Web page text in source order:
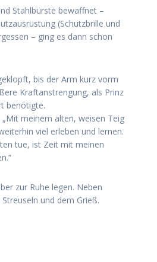
Stahlbürste bewaffnet –
(Schutzbrille und
– ging es dann schon
bis der Arm kurz vorm
Kraftanstrengung, als Prinz
benötigte.
meinem alten, weisen Teig
viel erleben und lernen.
tue, ist Zeit mit meinen
zur Ruhe legen. Neben
und dem Grieß.